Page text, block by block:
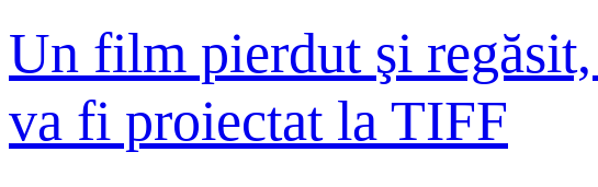
Un film pierdut şi
va fi proiectat la TIFF